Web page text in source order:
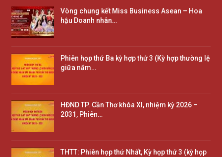
Vòng chung kết Miss Business Asean – Hoa
hậu Doanh nhân…
Phiên họp thứ Ba kỳ hợp thứ 3 (Kỳ hợp thường lệ
giữa năm…
HĐND TP. Cần Thơ khóa XI, nhiệm kỳ 2026 –
2031, Phiên…
THTT: Phiên họp thứ Nhất, Kỳ họp thứ 3 (kỳ họp